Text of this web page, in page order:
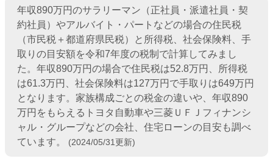
年収890万円のサラリーマン（正社員・派遣社員・契
約社員）やアルバイト・パートなどの場合の住民税
（市民税＋都道府県民税）と所得税、社会保険料、手
取りの目安額を令和7年度の税制で計算してみまし
た。年収890万円の場合で住民税は52.8万円、所得税
は61.3万円、社会保険料は127万円で手取りは649万円
となります。家族構成ごとの税金の違いや、年収890
万円をもらえるトヨタ自動車や三菱ＵＦＪフィナンシ
ャル・グループなどの会社、住宅ローンの目安も調べ
ています。 (2024/05/31更新)